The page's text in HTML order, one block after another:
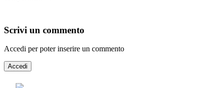
Scrivi un commento
Accedi per poter inserire un commento
Accedi